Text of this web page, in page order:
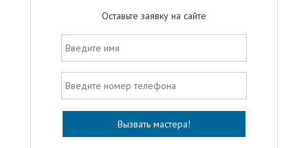
Оставьте заявку на сайте